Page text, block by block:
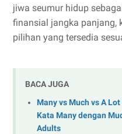
jiwa seumur hidup
finansial jangka panjang,
pilihan yang tersedia
BACA JUGA
Many vs Much vs A
Kata Many dengan
Adults